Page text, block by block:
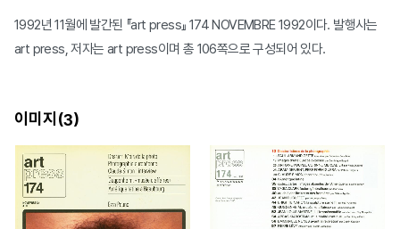
1992년 11월에 발간된 『art press』 174 NOVEMBRE 1992이다. 발행사는
art press, 저자는 art press이며 총 106쪽으로 구성되어 있다.
이미지(3)